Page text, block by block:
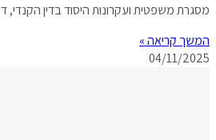
מסגרת משפטית ועקרונות היסוד בדין
המשך קריאה »
04/11/2025